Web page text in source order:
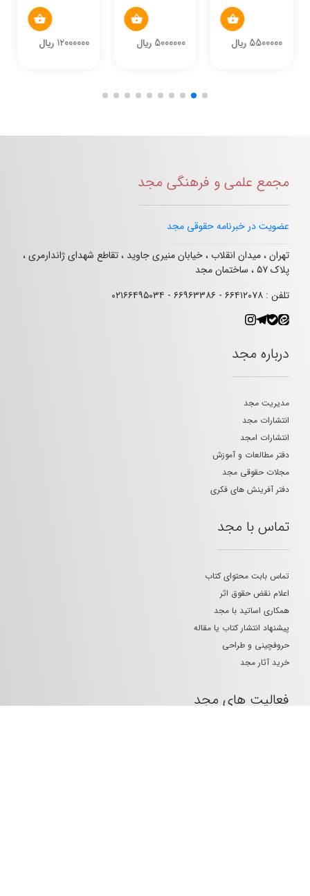
5500000 ریال 5000000 ریال 12000000 ریال
مجمع علمی و فرهنگی مجد
عضویت در خبرنامه حقوقی مجد
تهران ، میدان انقلاب ، خیابان منیری جاوید ، تقاطع شهدای ژاندارمری ،
پلاک ۵۷ ، ساختمان مجد
تلفن : ۶۶۴۱۲۰۷۸ - ۶۶۹۶۳۳۸۶ - ۰۲۱۶۶۴۹۵۰۳۴
درباره مجد
مدیریت مجد
انتشارات مجد
انتشارات امجد
دفتر مطالعات و آموزش
مجلات حقوقی مجد
دفتر آفرینش های فکری
تماس با مجد
تماس بابت محتوای کتاب
اعلام نقض حقوق اثر
همکاری اساتید با مجد
پیشنهاد انتشار کتاب یا مقاله
حروفچینی و طراحی
خرید آثار مجد
فعالیت های مجد